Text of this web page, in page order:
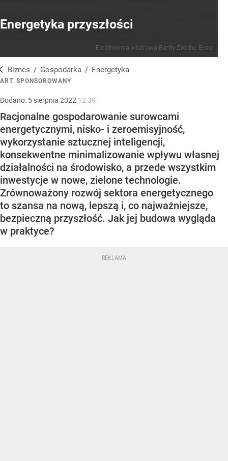
Energetyka przyszłości
Elektrownia wiatrowa Bardy Źródło: Enea
Biznes / Gospodarka / Energetyka
ART. SPONSOROWANY
Dodano: 5 sierpnia 2022 12:39
Racjonalne gospodarowanie surowcami
energetycznymi, nisko- i zeroemisyjność,
wykorzystanie sztucznej inteligencji,
konsekwentne minimalizowanie wpływu własnej
działalności na środowisko, a przede wszystkim
inwestycje w nowe, zielone technologie.
Zrównoważony rozwój sektora energetycznego
to szansa na nową, lepszą i, co najważniejsze,
bezpieczną przyszłość. Jak jej budowa wygląda
w praktyce?